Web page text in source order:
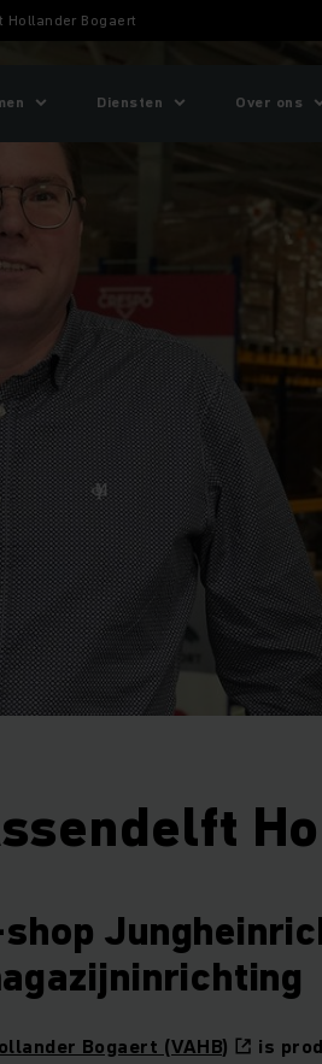
Hollander Bogaert
Diensten Over ons
Bogaert (VAHB)
is